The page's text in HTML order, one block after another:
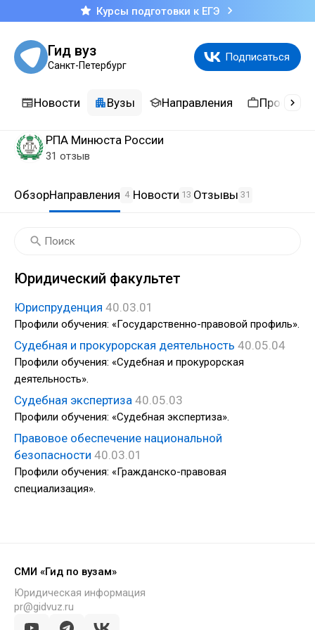
Курсы подготовки к ЕГЭ
Гид вуз
Санкт-Петербург
Подписаться
Новости Вузы Направления
РПА Минюста России
31 отзыв
ОбзорНаправления 4 Новости 13 Отзывы 31
Юридический факультет
Юриспруденция 40.03.01
Профили обучения: «Государственно-правовой профиль».
Судебная и прокурорская деятельность 40.05.04
Профили обучения: «Судебная и прокурорская
деятельность».
Судебная экспертиза 40.05.03
Профили обучения: «Судебная экспертиза».
Правовое обеспечение национальной
безопасности 40.03.01
Профили обучения: «Гражданско-правовая
специализация».
СМИ «Гид по вузам»
Юридическая информация
pr@gidvuz.ru